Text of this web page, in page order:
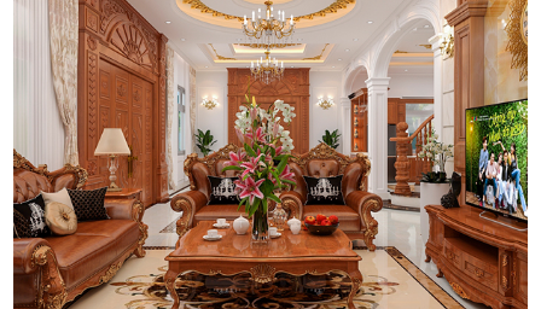
Thiết kế nội thất biệt thự gỗ tự nhiên có tốt cho
môi trường không?
Đáp án: Sử dụng gỗ tự nhiên trong thiết kế nội thất biệt
thự là một lựa chọn thân thiện với môi trường. Gỗ tự nhiên
không gây hại cho sức khỏe con người và tạo ra không
gian sống gần gũi với thiên nhiên.
Kết luận
Thiết kế nội thất biệt thự gỗ tự nhiên mang lại sự đẳng cấp,
gần gũi và thoải mái trong không gian sống. Với sự kết